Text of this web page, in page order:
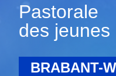
Pastorale
des jeunes
BRABANT-